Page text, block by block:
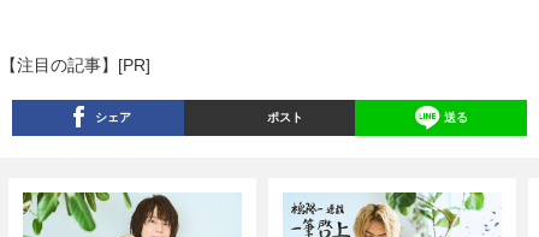
【注目の記事】[PR]
シェア ポスト 送る